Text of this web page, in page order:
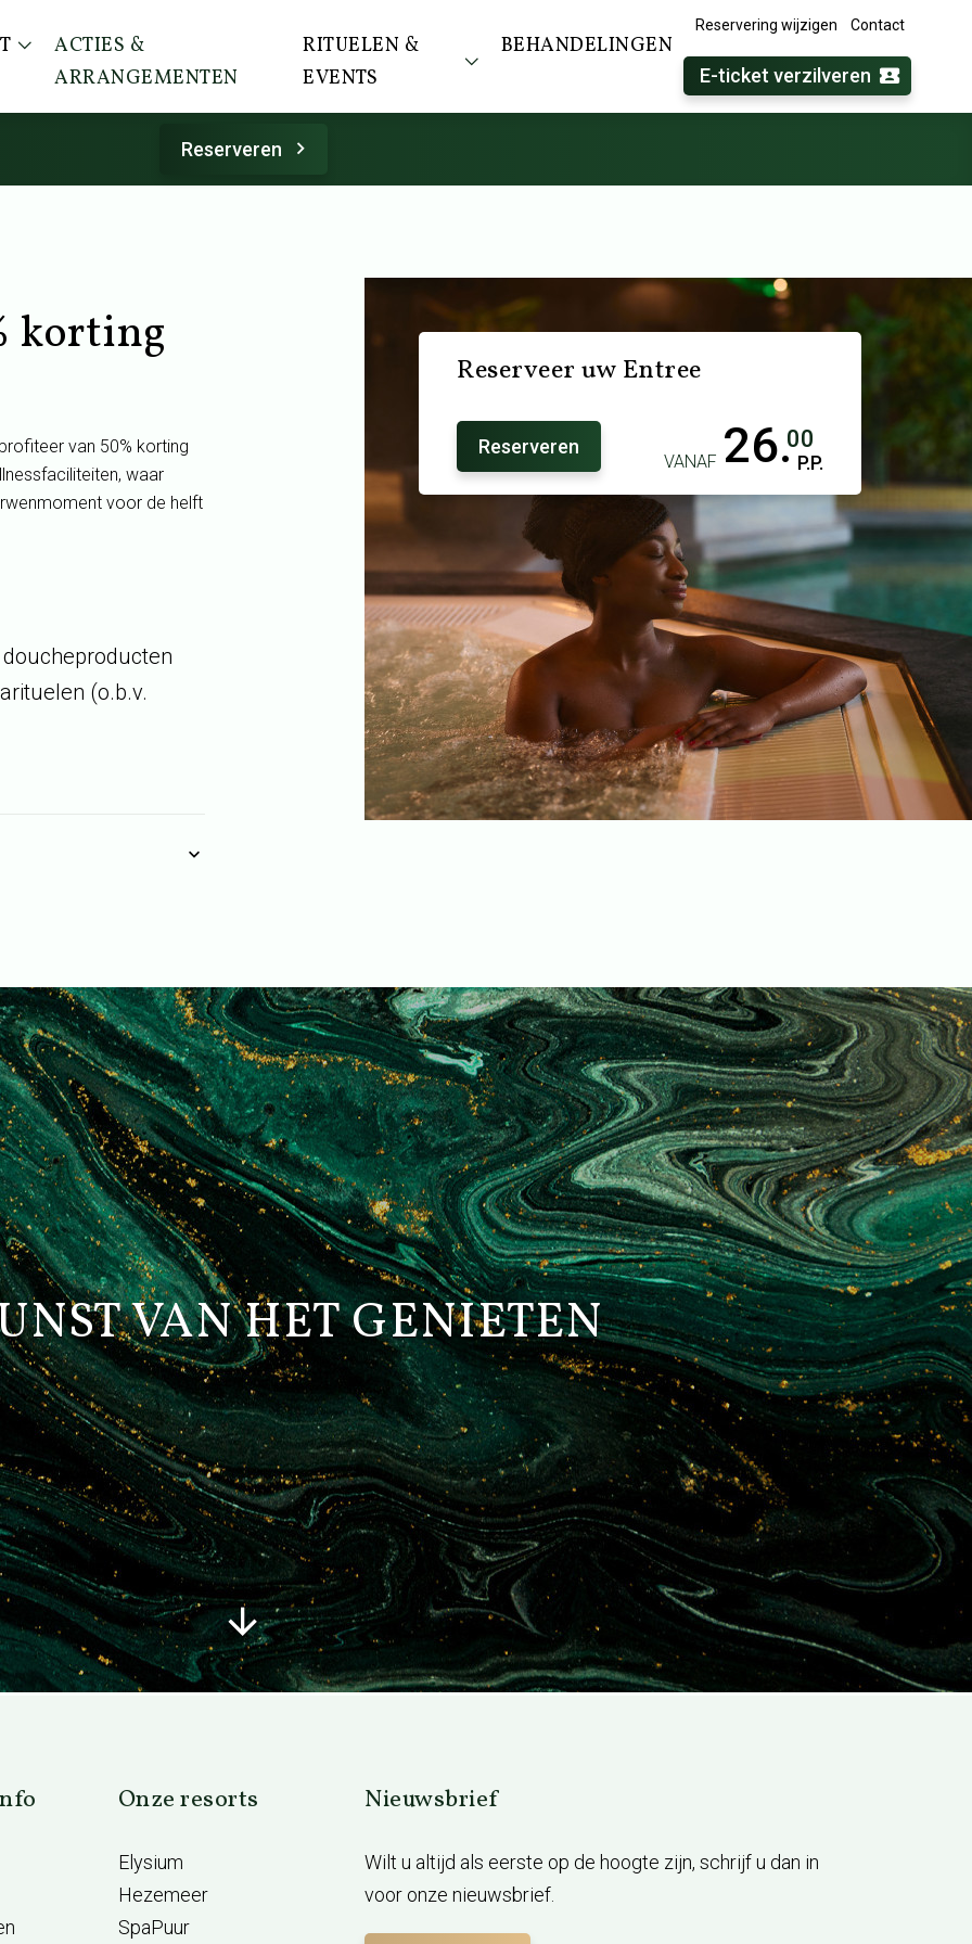
Reservering wijzigen Contact
ACTIES &
ARRANGEMENTEN
RITUELEN &
EVENTS
BEHANDELINGEN
E-ticket verzilveren
Reserveren
korting
van 50% korting
waar
voor de helft
(o.b.v.
Reserveer uw Entree
Reserveren
VANAF 26.00
P.P.
VAN HET GENIETEN
Onze resorts
Elysium
Hezemeer
SpaPuur
Nieuwsbrief
Wilt u altijd als eerste op de hoogte zijn, schrijf u dan in
voor onze nieuwsbrief.